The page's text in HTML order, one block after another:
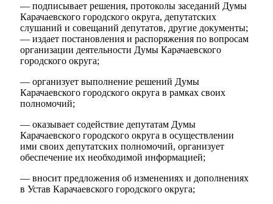
— подписывает решения, протоколы заседаний Думы
Карачаевского городского округа, депутатских
слушаний и совещаний депутатов, другие документы;
— издает постановления и распоряжения по вопросам
организации деятельности Думы Карачаевского
городского округа;
— организует выполнение решений Думы
Карачаевского городского округа в рамках своих
полномочий;
— оказывает содействие депутатам Думы
Карачаевского городского округа в осуществлении
ими своих депутатских полномочий, организует
обеспечение их необходимой информацией;
— вносит предложения об изменениях и дополнениях
в Устав Карачаевского городского округа;